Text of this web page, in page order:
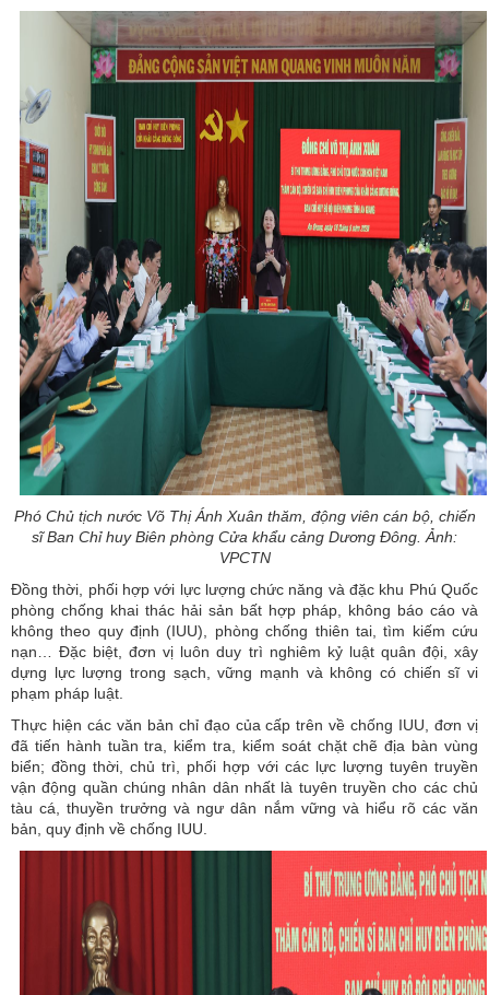
Phó Chủ tịch nước Võ Thị Ánh Xuân thăm, động viên cán bộ, chiến
sĩ Ban Chỉ huy Biên phòng Cửa khẩu cảng Dương Đông. Ảnh:
VPCTN
Đồng thời, phối hợp với lực lượng chức năng và đặc khu Phú Quốc
phòng chống khai thác hải sản bất hợp pháp, không báo cáo và
không theo quy định (IUU), phòng chống thiên tai, tìm kiếm cứu
nạn… Đặc biệt, đơn vị luôn duy trì nghiêm kỷ luật quân đội, xây
dựng lực lượng trong sạch, vững mạnh và không có chiến sĩ vi
phạm pháp luật.
Thực hiện các văn bản chỉ đạo của cấp trên về chống IUU, đơn vị
đã tiến hành tuần tra, kiểm tra, kiểm soát chặt chẽ địa bàn vùng
biển; đồng thời, chủ trì, phối hợp với các lực lượng tuyên truyền
vận động quần chúng nhân dân nhất là tuyên truyền cho các chủ
tàu cá, thuyền trưởng và ngư dân nắm vững và hiểu rõ các văn
bản, quy định về chống IUU.